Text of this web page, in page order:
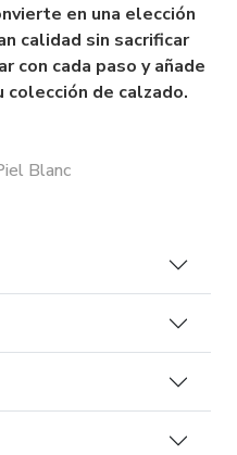
en una elección
calidad sin sacrificar
cada paso y añade
de calzado.
Blanc